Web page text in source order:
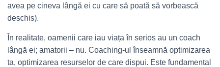
avea pe cineva lângă ei cu care să poată să vorbească
deschis).
În realitate, oamenii care iau viața în serios au un coach
lângă ei; amatorii – nu. Coaching-ul înseamnă optimizarea
ta, optimizarea resurselor de care dispui. Este fundamental